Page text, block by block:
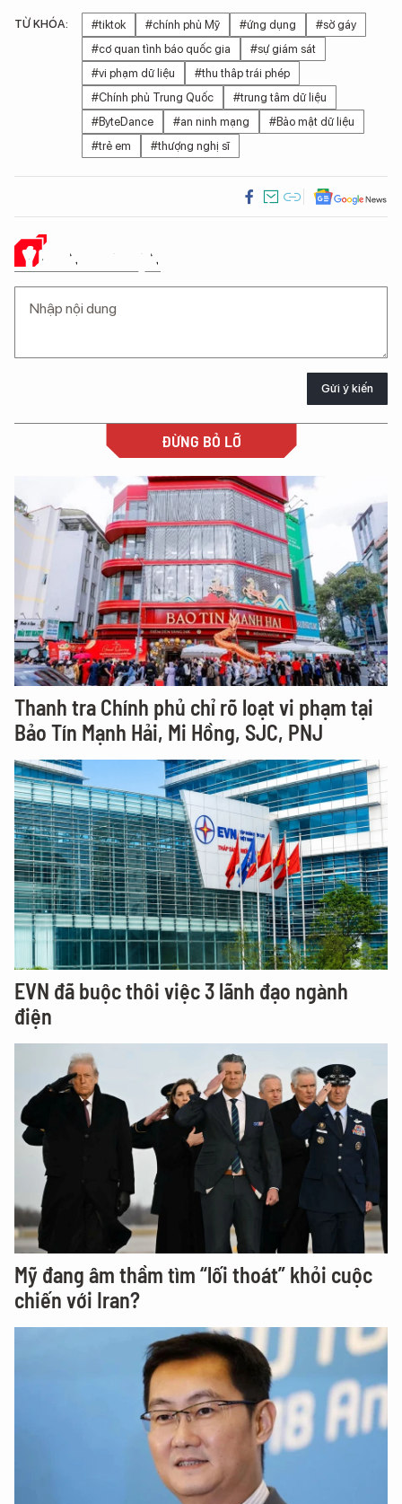
TỪ KHÓA: #tiktok #chính phủ Mỹ #ứng dụng
#sờ gáy
#cơ quan tình báo quốc gia
#sự giám sát
#vi phạm dữ liệu
#thu thâp trái phép
#Chính phủ Trung Quốc
#trung tâm dữ liệu
#ByteDance
#an ninh mạng
#Bảo mật dữ liệu
#trẻ em
#thượng nghị sĩ
Ý KIẾN CỦA BẠN
Gửi ý kiến
ĐỪNG BỎ LỠ
Thanh tra Chính phủ chỉ rõ loạt vi phạm tại
Bảo Tín Mạnh Hải, Mi Hồng, SJC, PNJ
EVN đã buộc thôi việc 3 lãnh đạo ngành
điện
Mỹ đang âm thầm tìm “lối thoát” khỏi cuộc
chiến với Iran?